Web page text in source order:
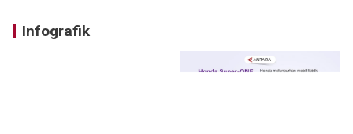
Infografik